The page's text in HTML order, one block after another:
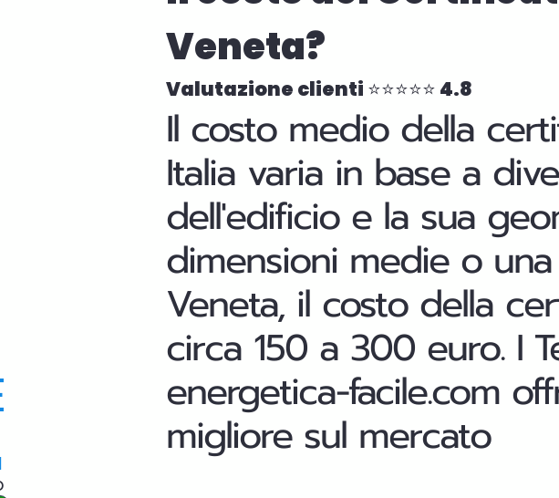
Veneta?
Valutazione clienti ⭐⭐⭐⭐⭐ 4.8
Il costo medio della
Italia varia in base a
dell'edificio e la sua
dimensioni medie o
Veneta, il costo della
circa 150 a 300 euro. I
energetica-facile.com
migliore sul mercato